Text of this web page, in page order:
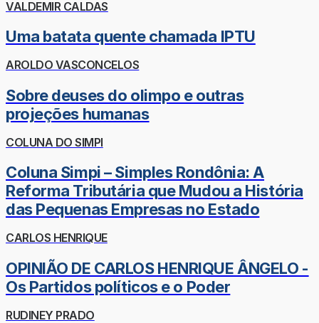
VALDEMIR CALDAS
Uma batata quente chamada IPTU
AROLDO VASCONCELOS
Sobre deuses do olimpo e outras
projeções humanas
COLUNA DO SIMPI
Coluna Simpi – Simples Rondônia: A
Reforma Tributária que Mudou a História
das Pequenas Empresas no Estado
CARLOS HENRIQUE
OPINIÃO DE CARLOS HENRIQUE ÂNGELO -
Os Partidos políticos e o Poder
RUDINEY PRADO